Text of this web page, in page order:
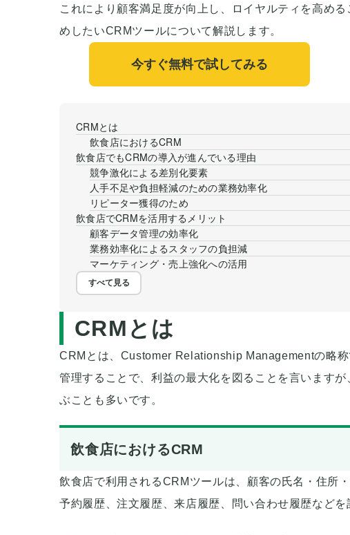
これにより顧客満足度が向上し、ロイヤルティを高め
めしたいCRMツールについて解説します。
今すぐ無料で試してみる
CRMとは
飲食店におけるCRM
飲食店でもCRMの導入が進んでいる理由
競争激化による差別化要素
人手不足や負担軽減のための業務効率化
リピーター獲得のため
飲食店でCRMを活用するメリット
顧客データ管理の効率化
業務効率化によるスタッフの負担減
マーケティング・売上強化への活用
すべて見る
CRMとは
CRMとは、Customer Relationship Managementの略
管理することで、利益の最大化を図ることを言います
ぶことも多いです。
飲食店におけるCRM
飲食店で利用されるCRMツールは、顧客の氏名・住所
予約履歴、注文履歴、来店履歴、問い合わせ履歴などを